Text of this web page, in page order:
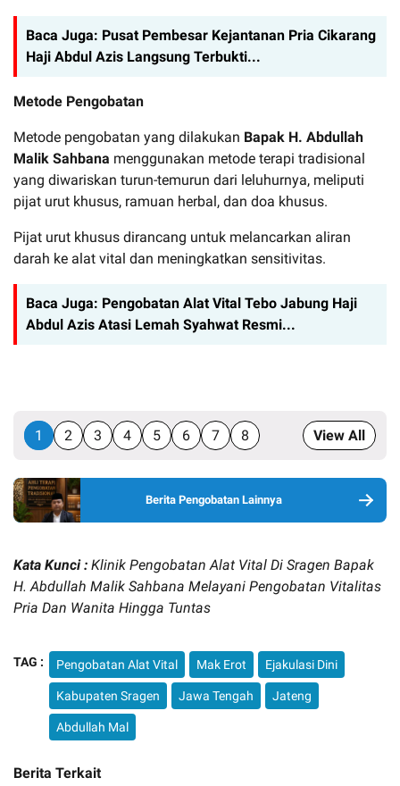
Baca Juga: Pusat Pembesar Kejantanan Pria Cikarang
Haji Abdul Azis Langsung Terbukti...
Metode Pengobatan
Metode pengobatan yang dilakukan Bapak H. Abdullah
Malik Sahbana menggunakan metode terapi tradisional
yang diwariskan turun-temurun dari leluhurnya, meliputi
pijat urut khusus, ramuan herbal, dan doa khusus.
Pijat urut khusus dirancang untuk melancarkan aliran
darah ke alat vital dan meningkatkan sensitivitas.
Baca Juga: Pengobatan Alat Vital Tebo Jabung Haji
Abdul Azis Atasi Lemah Syahwat Resmi...
1 2 3 4 5 6 7 8 View All
Berita Pengobatan Lainnya
Kata Kunci : Klinik Pengobatan Alat Vital Di Sragen Bapak
H. Abdullah Malik Sahbana Melayani Pengobatan Vitalitas
Pria Dan Wanita Hingga Tuntas
TAG : Pengobatan Alat Vital Mak Erot Ejakulasi Dini
Kabupaten Sragen Jawa Tengah Jateng
Abdullah Mal